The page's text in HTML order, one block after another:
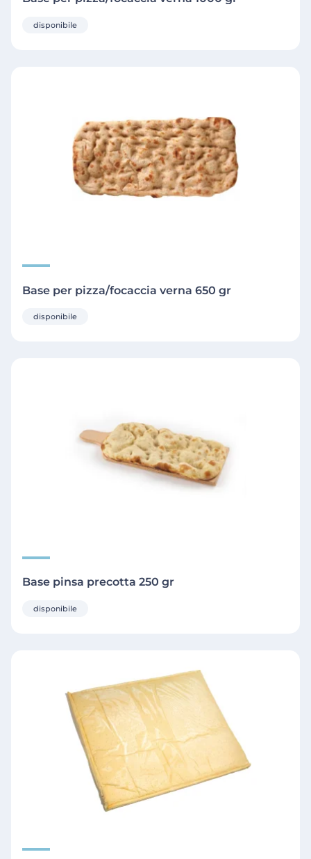
disponibile
Base per pizza/focaccia verna 650 gr
disponibile
Base pinsa precotta 250 gr
disponibile